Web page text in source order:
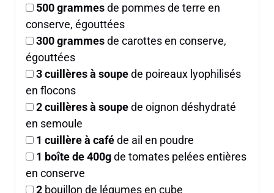
500grammesde pommes de terre en
conserve, égouttées
300grammesde carottes en conserve,
égouttées
3cuillères à soupede poireaux lyophilisés
en flocons
2cuillères à soupede oignon déshydraté
en semoule
1 cuillère à caféde ail en poudre
1 boîte de 400gde tomates pelées entières
en conserve
2 bouillon de légumes en cube